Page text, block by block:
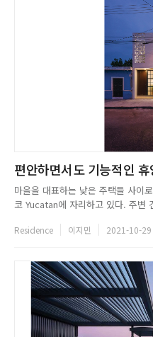
편안하면서도 기능적인
마을을 대표하는 낮은 주택들 사이
코 Yucatan에 자리하고 있다. 주변
야를 연결하여 비교적 좁게 느껴질
Residence 이지민 2021-10-29